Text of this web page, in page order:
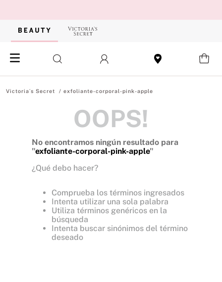
exfoliante-corporal-pink-apple
OOPS!
No encontramos ningún resultado para
"exfoliante-corporal-pink-apple"
¿Qué debo hacer?
Comprueba los términos ingresados
Intenta utilizar una sola palabra
Utiliza términos genéricos en la
búsqueda
Intenta buscar sinónimos del término
deseado